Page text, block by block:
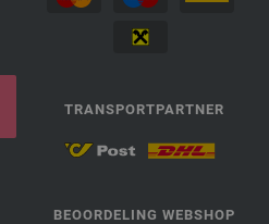
TRANSPORTPARTNER
BEOORDELING WEBSHOP